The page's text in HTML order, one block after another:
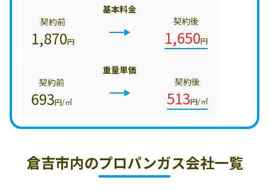
基本料金
契約前
1,870円
契約後
1,650円
重量単価
契約前
693円/㎥
契約後
513円/㎥
倉吉市内のプロパンガス会社一覧